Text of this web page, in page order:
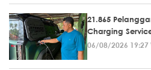
21.865
Charging
06/08/2026 19:27